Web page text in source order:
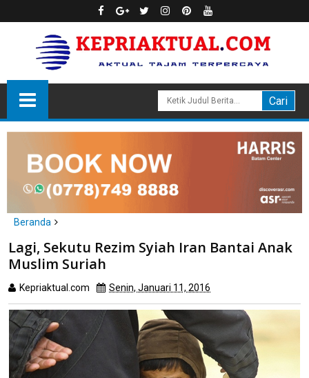
Beranda
dunia
Lagi, Sekutu Rezim Syiah Iran Bantai Anak Muslim Suriah
Lagi, Sekutu Rezim Syiah Iran Bantai Anak
Muslim Suriah
Kepriaktual.com Senin, Januari 11, 2016